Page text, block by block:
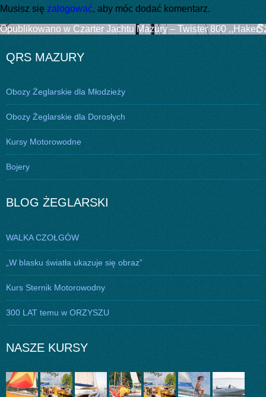
Musisz się zalogować, aby móc dodać komentarz.
Nawigacja
Opublikowano w Czarter Jachtu Mazury – Twister 800 ,,Haker”
QRS MAZURY
Obozy Żeglarskie dla Młodzieży
Obozy Żeglarskie dla Dorosłych
Kursy Motorowodne
Bojery
BLOG ŻEGLARSKI
WALKA CZOŁGÓW
„W blasku światła ukazuje się obraz”
Kurs Sternik Motorowodny
300 LAT temu w ORZYSZU
NASZE KURSY